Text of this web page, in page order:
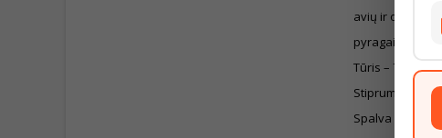
avių ir ožkų
pyragaičių bei
Tūris – 750 ml
Stiprumas – <
Spalva –